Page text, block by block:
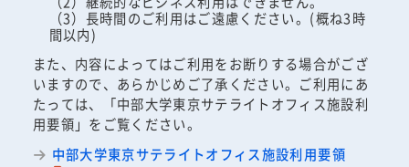
（3）長時間のご利用はご遠慮ください。(概ね3時
間以内)
また、内容によってはご利用をお断りする場合がござ
いますので、あらかじめご了承ください。ご利用にあ
たっては、「中部大学東京サテライトオフィス施設利
用要領」をご覧ください。
中部大学東京サテライトオフィス施設利用要領